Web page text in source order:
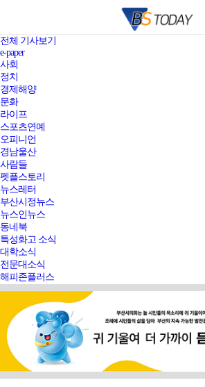
전체 기사보기
e-paper
사회
정치
경제해양
문화
라이프
스포츠연예
오피니언
경남울산
사람들
펫플스토리
뉴스레터
부산시정뉴스
뉴스인뉴스
동네북
특성화고 소식
대학소식
전문대소식
해피존플러스